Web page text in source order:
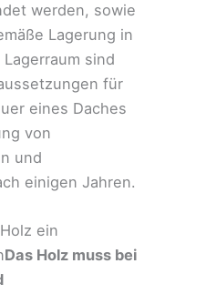
werden, sowie
Lagerung in
sind
für
eines Daches
von
und
einigen Jahren.
ein
Das Holz muss bei